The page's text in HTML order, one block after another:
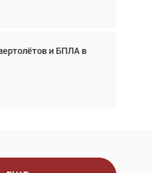
и БПЛА в
Подходите к